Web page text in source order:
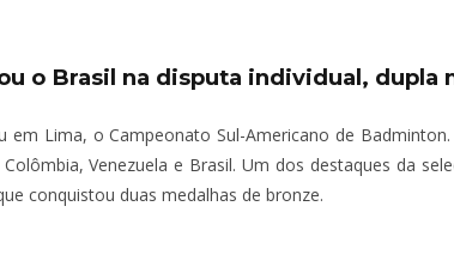
o Brasil na disputa individual, dupla
em Lima, o Campeonato Sul-Americano de
Colômbia, Venezuela e Brasil. Um dos destaques da
conquistou duas medalhas de bronze.